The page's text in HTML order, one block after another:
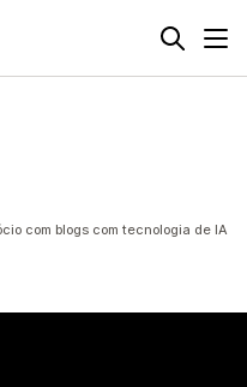
com blogs com tecnologia de IA